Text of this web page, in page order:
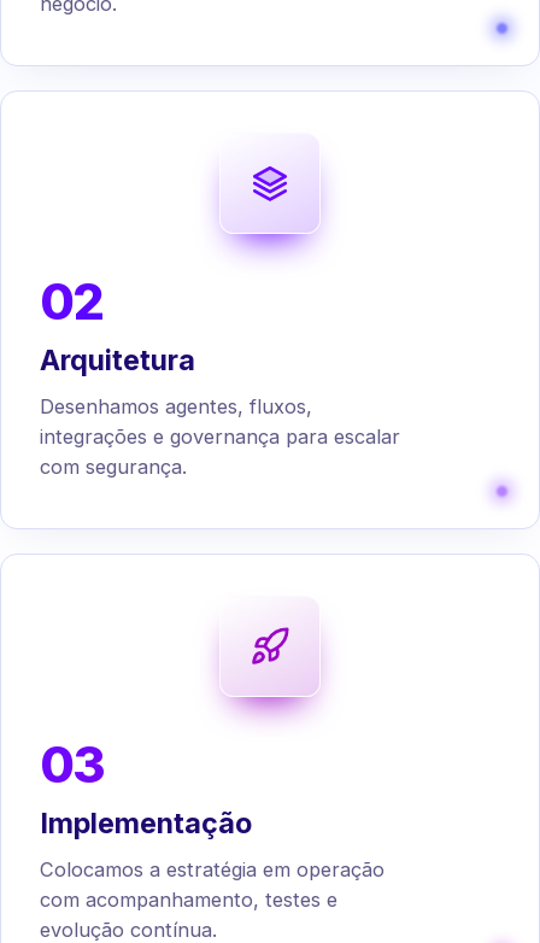
02
Arquitetura
Desenhamos agentes, fluxos,
integrações e governança para escalar
com segurança.
03
Implementação
Colocamos a estratégia em operação
com acompanhamento, testes e
evolução contínua.